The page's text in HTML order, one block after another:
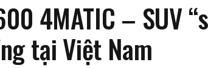
4MATIC – SUV
tại Việt Nam